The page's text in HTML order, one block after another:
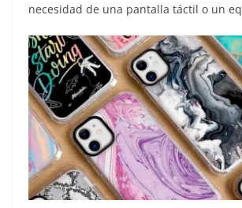
necesidad de una pantalla táctil o un